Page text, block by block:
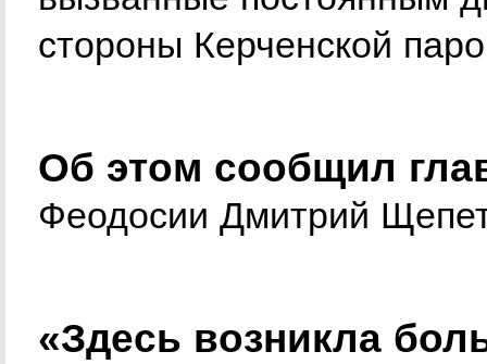
стороны Керченской
Об этом сообщил
Феодосии Дмитрий
«Здесь возникла